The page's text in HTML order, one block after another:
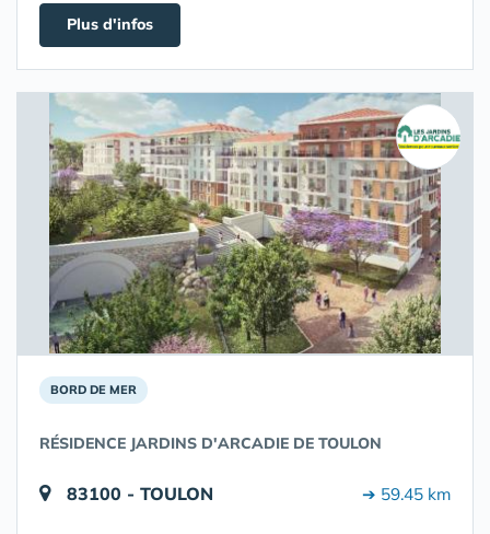
Plus d'infos
BORD DE MER
RÉSIDENCE JARDINS D'ARCADIE DE TOULON
83100 - TOULON ➔ 59.45 km